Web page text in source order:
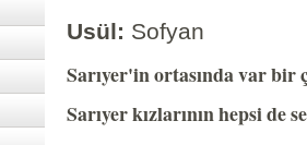
Usül: Sofyan
Sarıyer'in ortasında var bir
Sarıyer kızlarının hepsi de